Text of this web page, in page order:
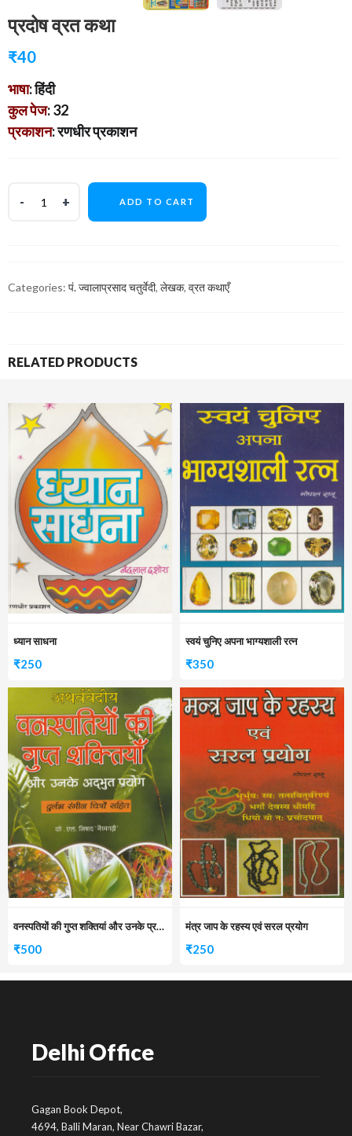
प्रदोष व्रत कथा
₹40
भाषा: हिंदी
कुल पेज: 32
प्रकाशन: रणधीर प्रकाशन
ADD TO CART
Categories: पं. ज्वालाप्रसाद चतुर्वेदी, लेखक, व्रत कथाएँ
RELATED PRODUCTS
ध्यान साधना
₹250
स्वयं चुनिए अपना भाग्यशाली रत्न
₹350
वनस्पतियों की गुप्त शक्तियां और उनके प्रयोग
₹500
मंत्र जाप के रहस्य एवं सरल प्रयोग
₹250
Delhi Office
Gagan Book Depot,
4694, Balli Maran, Near Chawri Bazar,